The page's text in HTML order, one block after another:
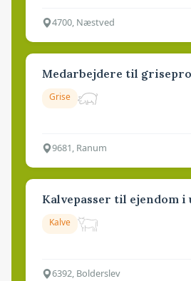
4700, Næstved
Medarbejdere til
Grise
9681, Ranum
Kalvepasser til ejendom i
Kalve
6392, Bolderslev